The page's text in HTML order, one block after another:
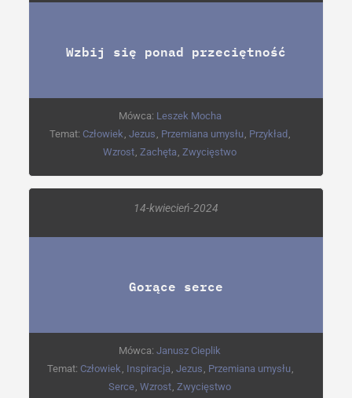
Wzbij się ponad przeciętność
Mówca: Leszek Mocha
Temat: Człowiek ,Jezus Przemiana umysłu Przykład
Wzrost ,Zachęta ,Zwycięstwo
14-kwiecień-2024
Gorące serce
Mówca:Janusz Cieplik
Temat: Człowiek , Inspiracja, Jezus , Przemiana umysłu,
Serce,Wzrost,Zwycięstwo